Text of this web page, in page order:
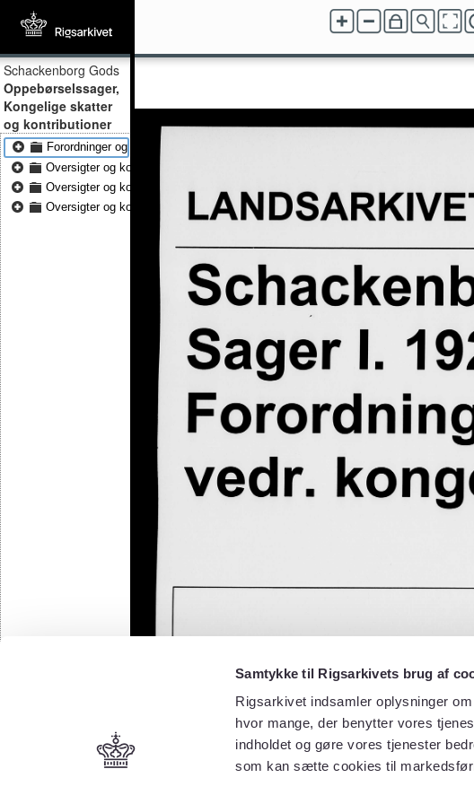
Samtykke til Rigsarkivets brug af
Rigsarkivet indsamler oplysninger
hvor mange, der benytter vores
indholdet og gøre vores tjenester
som kan sætte cookies til
Schackenborg Gods
Oppebørselssager,
Kongelige skatter
og kontributioner
Forordninger og korrespondance vedr. kongelige skatter 1823 - Forordninger og
Oversigter og korrespondance vedr. kontributioner 1796 - Oversigter og
Oversigter og korrespondance vedr. kontributioner 1800 - Oversigter og
Oversigter og korrespondance vedr. kontributioner 1815 - Oversigter og